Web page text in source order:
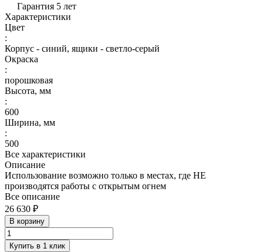
Гарантия 5 лет
Характеристики
Цвет
:
Корпус - синий, ящики - светло-серый
Окраска
:
порошковая
Высота, мм
:
600
Ширина, мм
:
500
Все характеристики
Описание
Использование возможно только в местах, где НЕ
производятся работы с открытым огнем
Все описание
26 630 ₽
В корзину
Купить в 1 клик